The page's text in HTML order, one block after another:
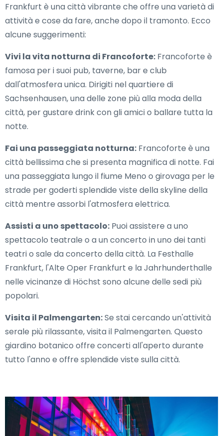
Frankfurt è una città vibrante che offre una varietà di
attività e cose da fare, anche dopo il tramonto. Ecco
alcune suggerimenti:
Vivi la vita notturna di Francoforte: Francoforte è
famosa per i suoi pub, taverne, bar e club
dall'atmosfera unica. Dirigiti nel quartiere di
Sachsenhausen, una delle zone più alla moda della
città, per gustare drink con gli amici o ballare tutta la
notte.
Fai una passeggiata notturna: Francoforte è una
città bellissima che si presenta magnifica di notte. Fai
una passeggiata lungo il fiume Meno o girovaga per le
strade per goderti splendide viste della skyline della
città mentre assorbi l'atmosfera elettrica.
Assisti a uno spettacolo: Puoi assistere a uno
spettacolo teatrale o a un concerto in uno dei tanti
teatri o sale da concerto della città. La Festhalle
Frankfurt, l'Alte Oper Frankfurt e la Jahrhunderthalle
nelle vicinanze di Höchst sono alcune delle sedi più
popolari.
Visita il Palmengarten:Se stai cercando un'attività
serale più rilassante, visita il Palmengarten. Questo
giardino botanico offre concerti all'aperto durante
tutto l'anno e offre splendide viste sulla città.